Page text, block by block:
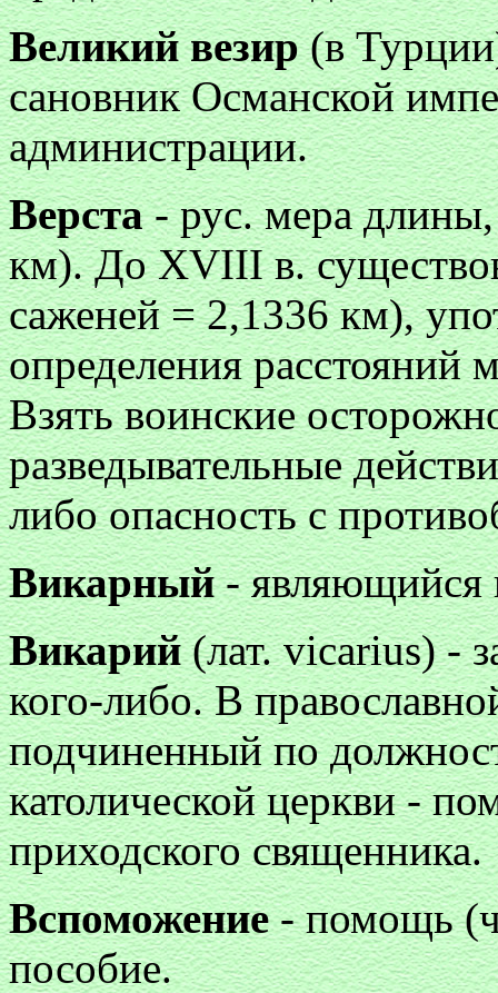
Великий везир(в
сановник Османской
администрации.
Верста- рус. мера
км). До XVIII в.
саженей = 2,1336 км),
определения
Взять воинские
разведывательные
либо опасность с
Викарный- являющийся
Викарий(лат. vicarius) -
кого-либо. В
подчиненный по
католической церкви -
приходского священника.
Вспоможение- помощь
пособие.